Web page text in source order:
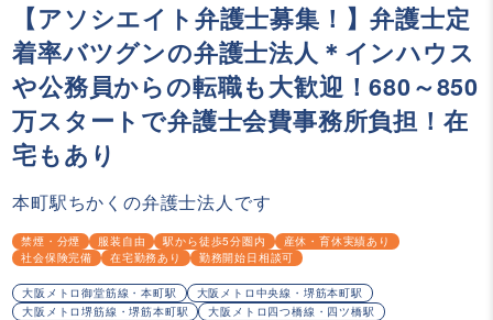
【アソシエイト弁護士募集！】弁護士定
着率バツグンの弁護士法人＊インハウス
や公務員からの転職も大歓迎！680～850
万スタートで弁護士会費事務所負担！在
宅もあり
本町駅ちかくの弁護士法人です
禁煙・分煙 服装自由 駅から徒歩5分圏内
産休・育休実績あり
社会保険完備
在宅勤務あり 勤務開始日相談可
大阪メトロ御堂筋線・本町駅
大阪メトロ中央線・堺筋本町駅
大阪メトロ堺筋線・堺筋本町駅
大阪メトロ四つ橋線・四ツ橋駅